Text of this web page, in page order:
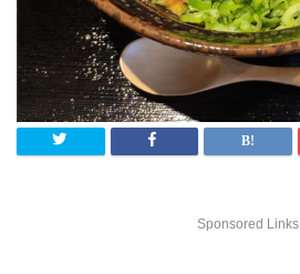
Sponsored Links